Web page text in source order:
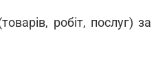
робіт, послуг) за